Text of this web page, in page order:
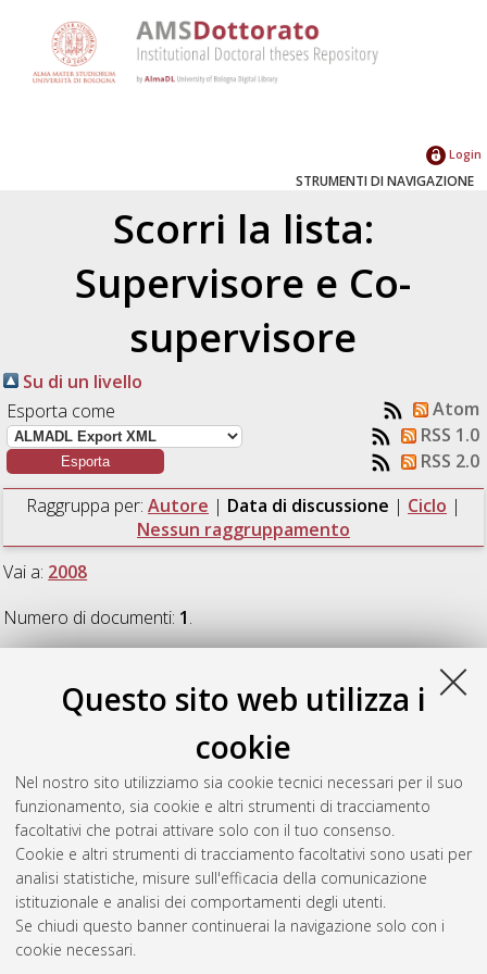
Questo sito web utilizza i
cookie
Nel nostro sito utilizziamo sia cookie tecnici necessari per il suo
funzionamento, sia cookie e altri strumenti di tracciamento
facoltativi che potrai attivare solo con il tuo consenso.
Cookie e altri strumenti di tracciamento facoltativi sono usati per
analisi statistiche, misure sull'efficacia della comunicazione
istituzionale e analisi dei comportamenti degli utenti.
Se chiudi questo banner continuerai la navigazione solo con i
cookie necessari.
Login
STRUMENTI DI NAVIGAZIONE
Scorri la lista:
Supervisore e Co-
supervisore
Su di un livello
Esporta come
Atom
RSS 1.0
RSS 2.0
Raggruppa per: Autore | Data di discussione | Ciclo |
Nessun raggruppamento
Vai a: 2008
Numero di documenti: 1.
2008
(2008)Dal grido dell'esclusione alla
conquista dell'armonia: scene alternative nel teatro
quebecchese, [Dissertation thesis], Alma Mater Studiorum
Università di Bologna. Dottorato di ricerca inLetterature
francofone, 20 Ciclo. DOI 10.6092/unibo/amsdottorato/940.
Questa lista e' stata generata ilFri Aug 7 20:44:10 2026 CEST
Atom